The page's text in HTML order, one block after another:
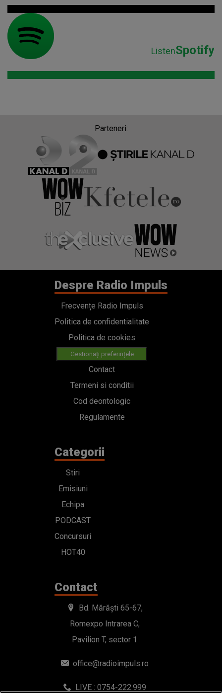
ListenSpotify
Parteneri:
Despre Radio Impuls
Frecvențe Radio Impuls
Politica de confidentialitate
Politica de cookies
Gestionați preferințele
Contact
Termeni si conditii
Cod deontologic
Regulamente
Categorii
Stiri
Emisiuni
Echipa
PODCAST
Concursuri
HOT40
Contact
Bd. Mărăști 65-67,
Romexpo Intrarea C,
Pavilion T, sector 1
office@radioimpuls.ro
LIVE : 0754-222.999